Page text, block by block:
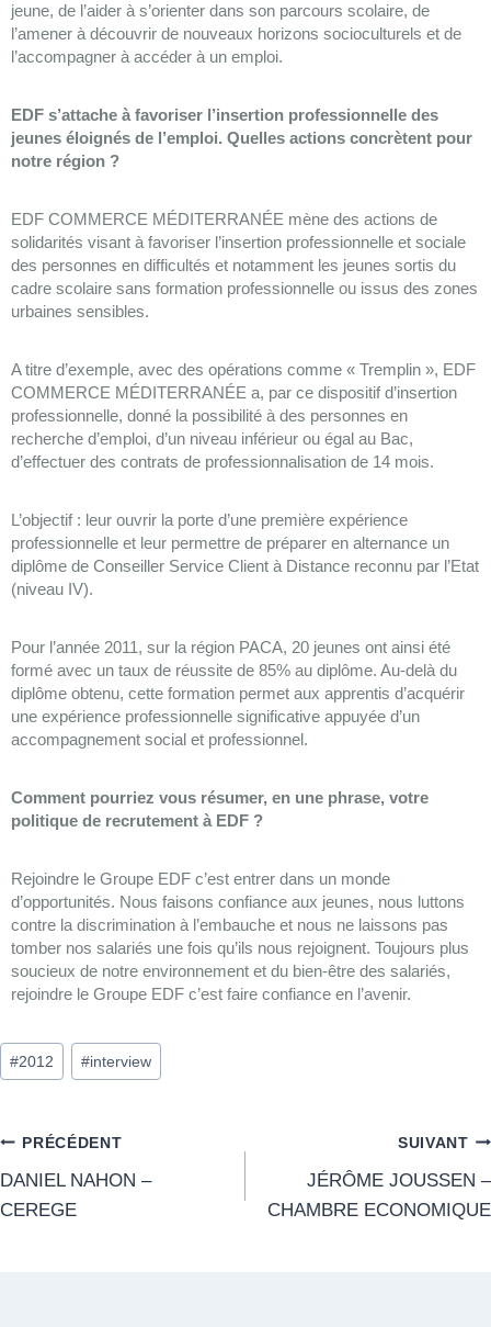
jeune, de l’aider à s’orienter dans son parcours scolaire, de
l’amener à découvrir de nouveaux horizons socioculturels et de
l’accompagner à accéder à un emploi.
EDF s’attache à favoriser l’insertion professionnelle des
jeunes éloignés de l’emploi. Quelles actions concrètent pour
notre région ?
EDF COMMERCE MÉDITERRANÉE mène des actions de
solidarités visant à favoriser l’insertion professionnelle et sociale
des personnes en difficultés et notamment les jeunes sortis du
cadre scolaire sans formation professionnelle ou issus des zones
urbaines sensibles.
A titre d’exemple, avec des opérations comme « Tremplin », EDF
COMMERCE MÉDITERRANÉE a, par ce dispositif d’insertion
professionnelle, donné la possibilité à des personnes en
recherche d’emploi, d’un niveau inférieur ou égal au Bac,
d’effectuer des contrats de professionnalisation de 14 mois.
L’objectif : leur ouvrir la porte d’une première expérience
professionnelle et leur permettre de préparer en alternance un
diplôme de Conseiller Service Client à Distance reconnu par l’Etat
(niveau IV).
Pour l’année 2011, sur la région PACA, 20 jeunes ont ainsi été
formé avec un taux de réussite de 85% au diplôme. Au-delà du
diplôme obtenu, cette formation permet aux apprentis d’acquérir
une expérience professionnelle significative appuyée d’un
accompagnement social et professionnel.
Comment pourriez vous résumer, en une phrase, votre
politique de recrutement à EDF ?
Rejoindre le Groupe EDF c’est entrer dans un monde
d’opportunités. Nous faisons confiance aux jeunes, nous luttons
contre la discrimination à l’embauche et nous ne laissons pas
tomber nos salariés une fois qu’ils nous rejoignent. Toujours plus
soucieux de notre environnement et du bien-être des salariés,
rejoindre le Groupe EDF c’est faire confiance en l’avenir.
#2012 #interview
PRÉCÉDENT
DANIEL NAHON –
CEREGE
SUIVANT
JÉRÔME JOUSSEN –
CHAMBRE ECONOMIQUE